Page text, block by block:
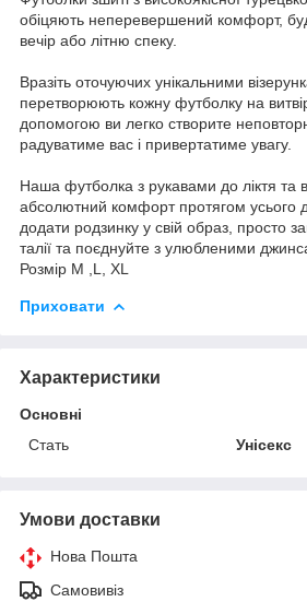
обіцяють неперевершений комфорт,
вечір або літню спеку.
Вразіть оточуючих унікальними
перетворюють кожну футболку на
допомогою ви легко створите
радуватиме вас і привертатиме увагу.
Наша футболка з рукавами до ліктя та
абсолютний комфорт протягом усього
додати родзинку у свій образ, просто
талії та поєднуйте з улюбленими
Розмір М ,L, XL
Приховати
Характеристики
Основні
Стать
Унісекс
Умови доставки
Нова Пошта
Самовивіз